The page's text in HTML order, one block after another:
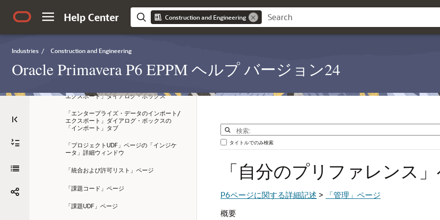
Help Center Construction and Engineering
Industries / Construction and Engineering
Oracle Primavera P6 EPPM ヘルプ バージョン24
「ID文字数」ページ
「カレンダ」ダイアログ・ボックスの「カ
レンダ・イベントのインポート」タブ
エクスポート」ダイアログ・ボックス
「エンタープライズ・データのインポート/
エクスポート」ダイアログ・ボックスの
「インポート」タブ
「プロジェクトUDF」ページの「インジケ
ータ」詳細ウィンドウ
「統合および許可リスト」ページ
「課題コード」ページ
「課題UDF」ページ
タイトルでのみ検索
「自分のプリファレンス
P6ページに関する詳細記述 >
「管理」ページ
概要